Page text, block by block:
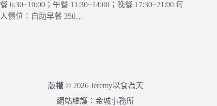
餐 6:30~10:00；午餐 11:30~14:00；晚餐 17:30~21:00 每
人價位：自助早餐 350…
版權 © 2026 Jeremy以食為天
網站維護：金城事務所